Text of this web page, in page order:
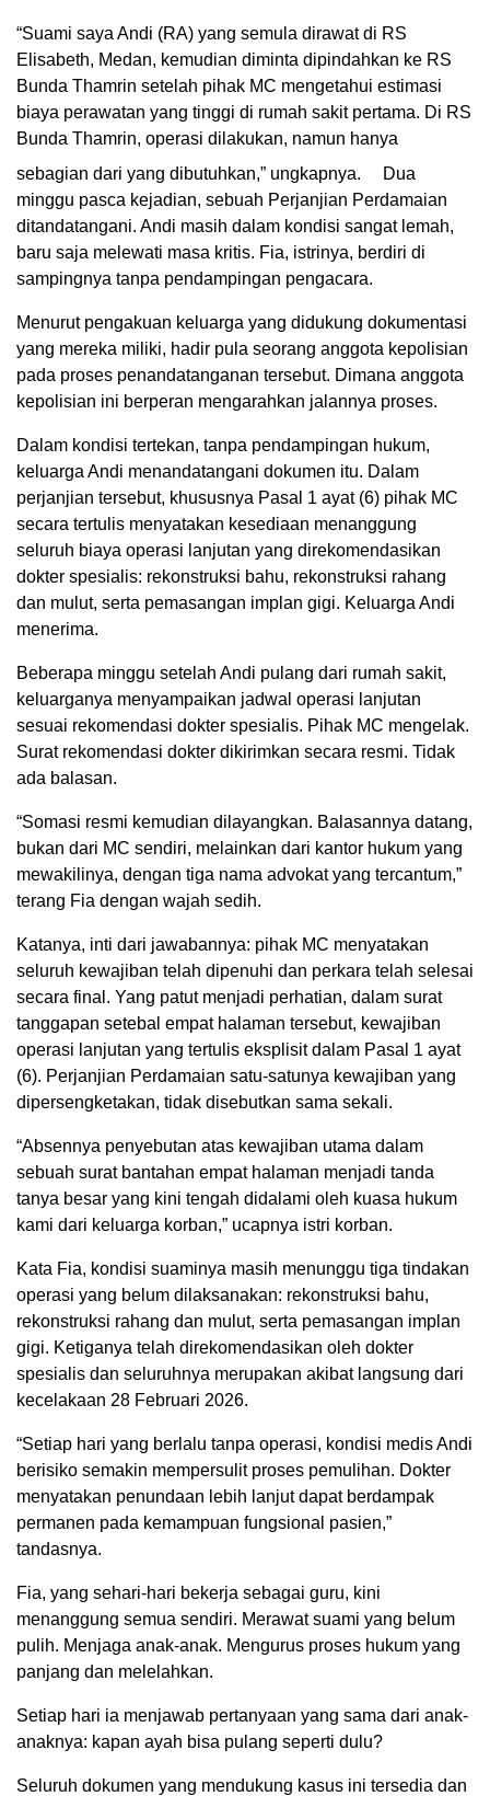
“Suami saya Andi (RA) yang semula dirawat di RS
Elisabeth, Medan, kemudian diminta dipindahkan ke RS
Bunda Thamrin setelah pihak MC mengetahui estimasi
biaya perawatan yang tinggi di rumah sakit pertama. Di RS
Bunda Thamrin, operasi dilakukan, namun hanya
sebagian dari yang dibutuhkan,” ungkapnya.
Dua
minggu pasca kejadian, sebuah Perjanjian Perdamaian
ditandatangani. Andi masih dalam kondisi sangat lemah,
baru saja melewati masa kritis. Fia, istrinya, berdiri di
sampingnya tanpa pendampingan pengacara.
Menurut pengakuan keluarga yang didukung dokumentasi
yang mereka miliki, hadir pula seorang anggota kepolisian
pada proses penandatanganan tersebut. Dimana anggota
kepolisian ini berperan mengarahkan jalannya proses.
Dalam kondisi tertekan, tanpa pendampingan hukum,
keluarga Andi menandatangani dokumen itu. Dalam
perjanjian tersebut, khususnya Pasal 1 ayat (6) pihak MC
secara tertulis menyatakan kesediaan menanggung
seluruh biaya operasi lanjutan yang direkomendasikan
dokter spesialis: rekonstruksi bahu, rekonstruksi rahang
dan mulut, serta pemasangan implan gigi. Keluarga Andi
menerima.
Beberapa minggu setelah Andi pulang dari rumah sakit,
keluarganya menyampaikan jadwal operasi lanjutan
sesuai rekomendasi dokter spesialis. Pihak MC mengelak.
Surat rekomendasi dokter dikirimkan secara resmi. Tidak
ada balasan.
“Somasi resmi kemudian dilayangkan. Balasannya datang,
bukan dari MC sendiri, melainkan dari kantor hukum yang
mewakilinya, dengan tiga nama advokat yang tercantum,”
terang Fia dengan wajah sedih.
Katanya, inti dari jawabannya: pihak MC menyatakan
seluruh kewajiban telah dipenuhi dan perkara telah selesai
secara final. Yang patut menjadi perhatian, dalam surat
tanggapan setebal empat halaman tersebut, kewajiban
operasi lanjutan yang tertulis eksplisit dalam Pasal 1 ayat
(6). Perjanjian Perdamaian satu-satunya kewajiban yang
dipersengketakan, tidak disebutkan sama sekali.
“Absennya penyebutan atas kewajiban utama dalam
sebuah surat bantahan empat halaman menjadi tanda
tanya besar yang kini tengah didalami oleh kuasa hukum
kami dari keluarga korban,” ucapnya istri korban.
Kata Fia, kondisi suaminya masih menunggu tiga tindakan
operasi yang belum dilaksanakan: rekonstruksi bahu,
rekonstruksi rahang dan mulut, serta pemasangan implan
gigi. Ketiganya telah direkomendasikan oleh dokter
spesialis dan seluruhnya merupakan akibat langsung dari
kecelakaan 28 Februari 2026.
“Setiap hari yang berlalu tanpa operasi, kondisi medis Andi
berisiko semakin mempersulit proses pemulihan. Dokter
menyatakan penundaan lebih lanjut dapat berdampak
permanen pada kemampuan fungsional pasien,”
tandasnya.
Fia, yang sehari-hari bekerja sebagai guru, kini
menanggung semua sendiri. Merawat suami yang belum
pulih. Menjaga anak-anak. Mengurus proses hukum yang
panjang dan melelahkan.
Setiap hari ia menjawab pertanyaan yang sama dari anak-
anaknya: kapan ayah bisa pulang seperti dulu?
Seluruh dokumen yang mendukung kasus ini tersedia dan